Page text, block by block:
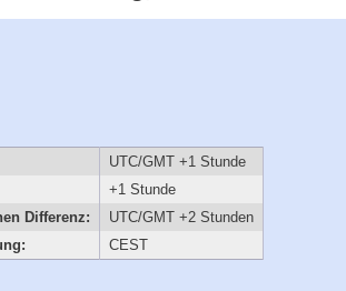
UTC/GMT +1 Stunde
+1 Stunde
Differenz:
UTC/GMT +2 Stunden
CEST